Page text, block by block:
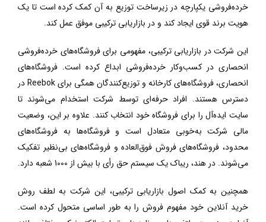
خرده‌فروشی یکپارچه در زیرساخت توزیع به آن کمک کرده است تا یک
هویت برند قوی ایجاد کند و در بازاریابی ترکیبی موفق عمل کند.
این شرکت در بازاریابی ترکیبی، مفهومی برای فروشگاه‌های خرده‌فروشی
انحصاری در کسب‌وکار خرده‌فروشی ابداع کرده است. فروشگاه‌های
انحصاری، فروشگاه‌های کارخانه و توزیع‌کنندگان همگی برایReebokدر
دسترس هستند. افراد حرفه‌ای توسط شرکت استخدام می‌شوند تا
سایت ایده‌آل را برای فروشگاه خود انتخاب کنند. علاوه بر این، وضعیت
مالی شرکت به‌خوبی متعادل است و فروشگاه‌ها به فروشگاه‌های
محدود، فروشگاه‌های فروش فوق‌العاده و فروشگاه‌های بی‌نظیر تفکیک
می‌شوند. در هند، ریباک یک سیستم حق رأی با بیش از 1000 شعبه دارد.
همچنین به کمک اصول بازاریابی ترکیبی، این شرکت به لطف روش
خرید آنلاین خود مفهوم فروش را به طور اساسی متحول کرده است.